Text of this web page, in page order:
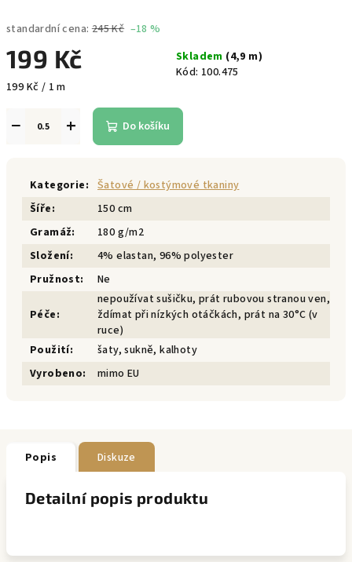
standardní cena: 245 Kč –18 %
199 Kč
Měrná
199 Kč / 1 m
Skladem (4,9 m)
Kód: 100.475
+
− Do košíku
Kategorie: Šatové / kostýmové tkaniny
Šíře:
150 cm
Gramáž:
180 g/m2
Složení:
4% elastan, 96% polyester
Pružnost: Ne
Péče:
nepoužívat sušičku, prát rubovou stranou ven,
ždímat při nízkých otáčkách, prát na 30°C (v
ruce)
Použití:
šaty, sukně, kalhoty
Vyrobeno: mimo EU
Popis Diskuze
Detailní popis produktu